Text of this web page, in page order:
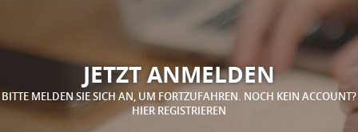
JETZT ANMELDEN
BITTE MELDEN SIE SICH AN, UM FORTZUFAHREN. NOCH KEIN ACCOUNT?
HIER REGISTRIEREN